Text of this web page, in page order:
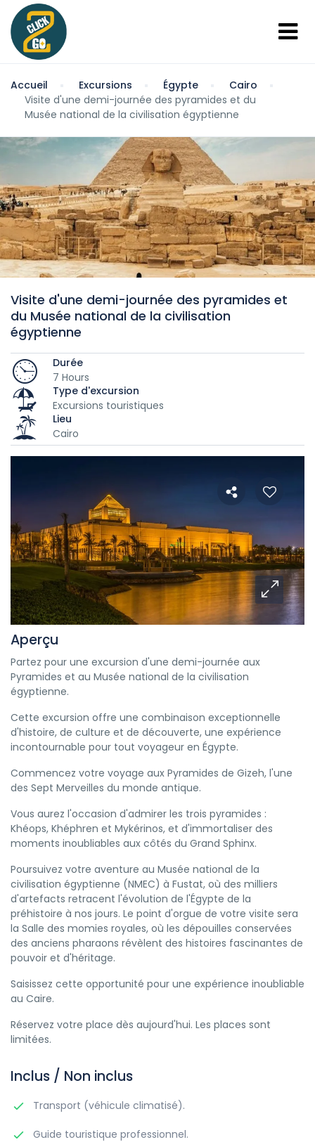
Accueil Excursions Égypte
Cairo
Visite d'une demi-journée des pyramides et du
Musée national de la civilisation égyptienne
Visite d'une demi-journée des pyramides et
du Musée national de la civilisation
égyptienne
Durée
7 Hours
Type d'excursion
Excursions touristiques
Lieu
Cairo
Aperçu
Partez pour une excursion d'une demi-journée aux
Pyramides et au Musée national de la civilisation
égyptienne.
Cette excursion offre une combinaison exceptionnelle
d'histoire, de culture et de découverte, une expérience
incontournable pour tout voyageur en Égypte.
Commencez votre voyage aux Pyramides de Gizeh, l'une
des Sept Merveilles du monde antique.
Vous aurez l'occasion d'admirer les trois pyramides :
Khéops, Khéphren et Mykérinos, et d'immortaliser des
moments inoubliables aux côtés du Grand Sphinx.
Poursuivez votre aventure au Musée national de la
civilisation égyptienne (NMEC) à Fustat, où des milliers
d'artefacts retracent l'évolution de l'Égypte de la
préhistoire à nos jours. Le point d'orgue de votre visite sera
la Salle des momies royales, où les dépouilles conservées
des anciens pharaons révèlent des histoires fascinantes de
pouvoir et d'héritage.
Saisissez cette opportunité pour une expérience inoubliable
au Caire.
Réservez votre place dès aujourd'hui. Les places sont
limitées.
Inclus / Non inclus
Transport (véhicule climatisé).
Guide touristique professionnel.